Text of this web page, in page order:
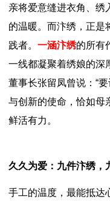
亲将爱意缝进衣角、绣
的温暖。而汴绣，正是
践者。 一涵汴绣的所有
一线都凝聚着绣娘的深
董事长张留凤曾说：“
与创新的使命，恰如
鲜活有力。
久久为爱：九件汴绣，
手工的温度，最能抵达